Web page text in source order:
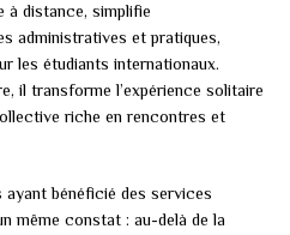
à distance, simplifie
administratives et pratiques,
les étudiants internationaux.
il transforme l’expérience solitaire
riche en rencontres et
bénéficié des services
même constat : au-delà de la